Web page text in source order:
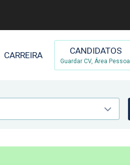
CARREIRA CANDIDATOS
Guardar CV, Área Pessoal